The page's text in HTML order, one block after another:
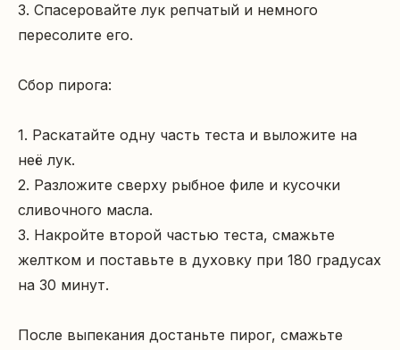
3. Спасеровайте лук репчатый и немного
пересолите его.
Сбор пирога:
1. Раскатайте одну часть теста и выложите на
неё лук.
2. Разложите сверху рыбное филе и кусочки
сливочного масла.
3. Накройте второй частью теста, смажьте
желтком и поставьте в духовку при 180 градусах
на 30 минут.
После выпекания достаньте пирог, смажьте